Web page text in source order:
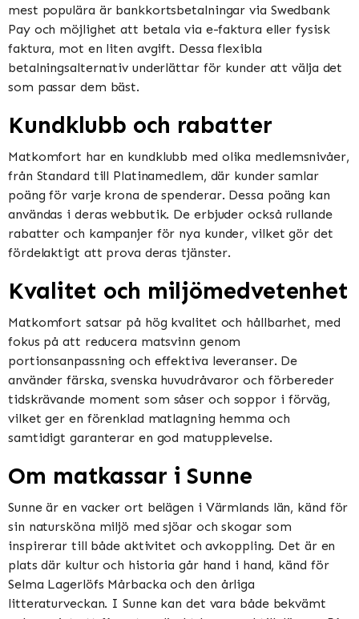
mest populära är bankkortsbetalningar via Swedbank
Pay och möjlighet att betala via e-faktura eller fysisk
faktura, mot en liten avgift. Dessa flexibla
betalningsalternativ underlättar för kunder att välja det
som passar dem bäst​​.
Kundklubb och rabatter
Matkomfort har en kundklubb med olika medlemsnivåer,
från Standard till Platinamedlem, där kunder samlar
poäng för varje krona de spenderar. Dessa poäng kan
användas i deras webbutik. De erbjuder också rullande
rabatter och kampanjer för nya kunder, vilket gör det
fördelaktigt att prova deras tjänster​​.
Kvalitet och miljömedvetenhet
Matkomfort satsar på hög kvalitet och hållbarhet, med
fokus på att reducera matsvinn genom
portionsanpassning och effektiva leveranser. De
använder färska, svenska huvudråvaror och förbereder
tidskrävande moment som såser och soppor i förväg,
vilket ger en förenklad matlagning hemma och
samtidigt garanterar en god matupplevelse​​​​.
Om matkassar i Sunne
Sunne är en vacker ort belägen i Värmlands län, känd för
sin natursköna miljö med sjöar och skogar som
inspirerar till både aktivitet och avkoppling. Det är en
plats där kultur och historia går hand i hand, känd för
Selma Lagerlöfs Mårbacka och den årliga
litteraturveckan. I Sunne kan det vara både bekvämt